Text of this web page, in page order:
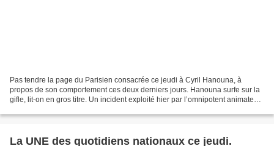
Pas tendre la page du Parisien consacrée ce jeudi à Cyril Hanouna, à
propos de son comportement ces deux derniers jours. Hanouna surfe sur la
gifle, lit-on en gros titre. Un incident exploité hier par l’omnipotent animateur
La UNE des quotidiens nationaux ce jeudi.